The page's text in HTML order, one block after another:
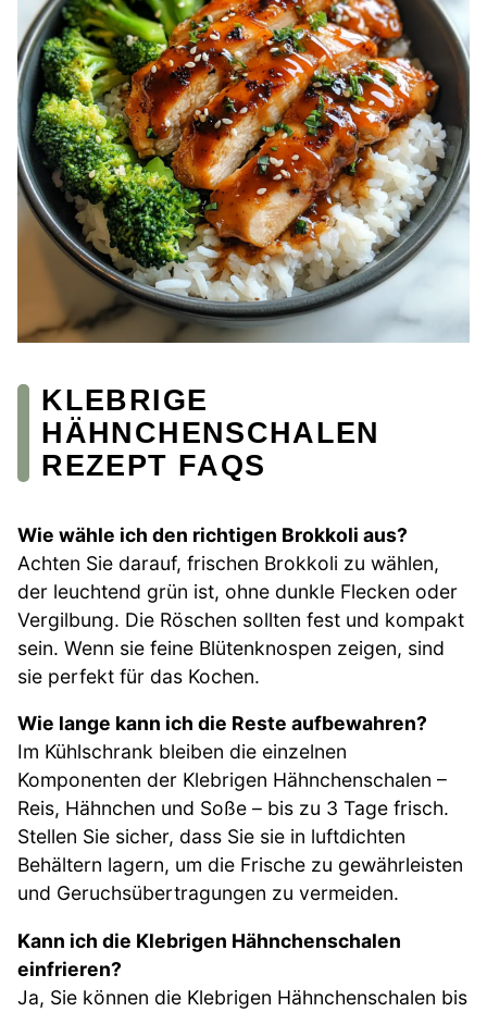
KLEBRIGE
HÄHNCHENSCHALEN
REZEPT FAQS
Wie wähle ich den richtigen Brokkoli aus?
Achten Sie darauf, frischen Brokkoli zu wählen,
der leuchtend grün ist, ohne dunkle Flecken oder
Vergilbung. Die Röschen sollten fest und kompakt
sein. Wenn sie feine Blütenknospen zeigen, sind
sie perfekt für das Kochen.
Wie lange kann ich die Reste aufbewahren?
Im Kühlschrank bleiben die einzelnen
Komponenten der Klebrigen Hähnchenschalen –
Reis, Hähnchen und Soße – bis zu 3 Tage frisch.
Stellen Sie sicher, dass Sie sie in luftdichten
Behältern lagern, um die Frische zu gewährleisten
und Geruchsübertragungen zu vermeiden.
Kann ich die Klebrigen Hähnchenschalen
einfrieren?
Ja, Sie können die Klebrigen Hähnchenschalen bis